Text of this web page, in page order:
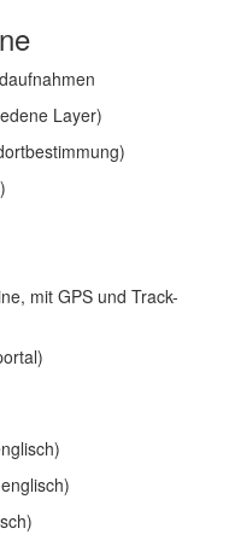
Layer)
mit GPS und Track-